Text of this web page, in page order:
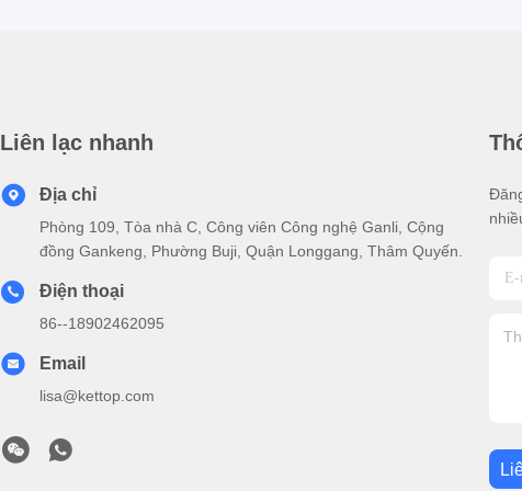
Liên lạc nhanh
Địa chỉ
Phòng 109, Tòa nhà C, Công viên Công nghệ Ganli, Cộng
đồng Gankeng, Phường Buji, Quận Longgang, Thâm Quyến.
Điện thoại
86--18902462095
Email
lisa@kettop.com